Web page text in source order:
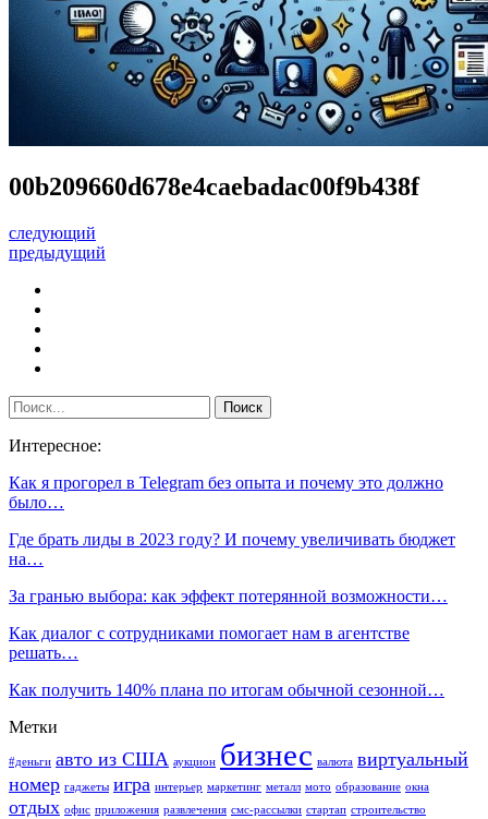
00b209660d678e4caebadac00f9b438f
следующий
предыдущий
Интересное:
Как я прогорел в Telegram без опыта и почему это должно
было…
Где брать лиды в 2023 году? И почему увеличивать бюджет
на…
За гранью выбора: как эффект потерянной возможности…
Как диалог с сотрудниками помогает нам в агентстве
решать…
Как получить 140% плана по итогам обычной сезонной…
Метки
#деньги авто из США аукцион бизнес валюта виртуальный
номер гаджеты игра интерьер маркетинг металл мото образование окна
отдых офис приложения развлечения смс-рассылки стартап строительство